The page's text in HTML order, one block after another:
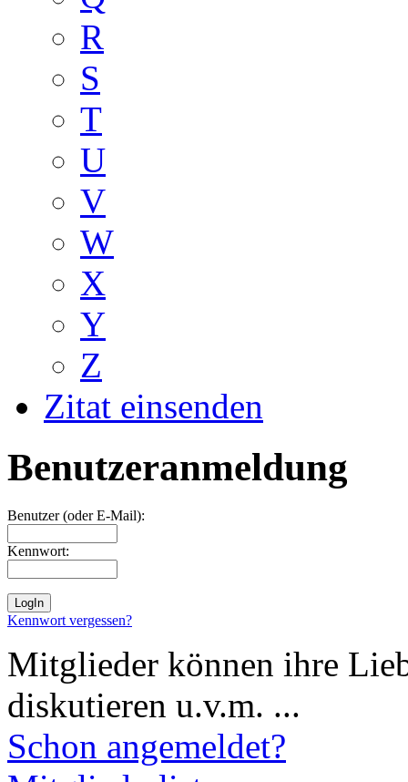
R
S
T
U
V
W
X
Y
Z
Zitat einsenden
Benutzeranmeldung
Benutzer (oder E-Mail):
Kennwort:
Kennwort vergessen?
Mitglieder können ihre
diskutieren u.v.m. ...
Schon angemeldet?